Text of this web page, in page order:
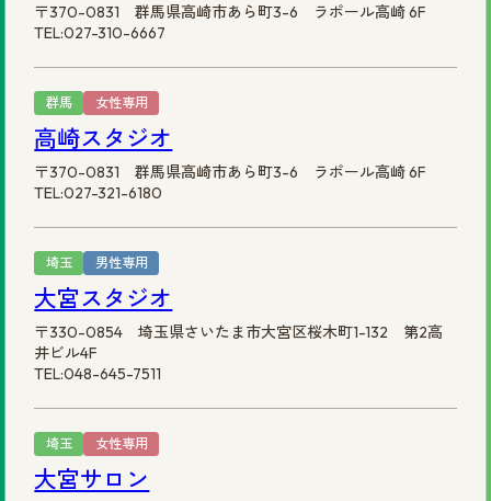
〒370-0831 群馬県高崎市あら町3-6 ラポール高崎 6F
TEL:027-310-6667
群馬 女性専用
高崎スタジオ
〒370-0831 群馬県高崎市あら町3-6 ラポール高崎 6F
TEL:027-321-6180
埼玉 男性専用
大宮スタジオ
〒330-0854 埼玉県さいたま市大宮区桜木町1-132 第2高
井ビル4F
TEL:048-645-7511
埼玉 女性専用
大宮サロン